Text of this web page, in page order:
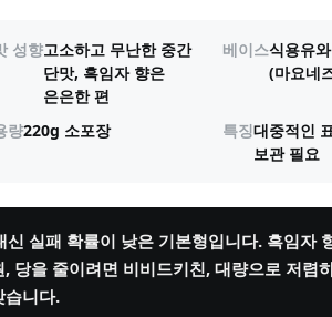
성향고소하고 무난한 중간
단맛, 흑임자 향은
은은한 편
베이스식용유
(마요네
량220g 소포장 특징대중적인
보관 필요
실패 확률이 낮은 기본형입니다. 흑임자
당을 줄이려면 비비드키친, 대량으로 저렴
습니다.